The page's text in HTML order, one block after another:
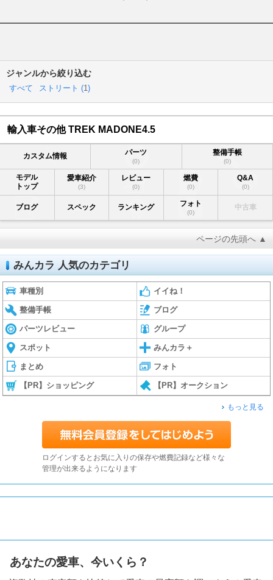
ジャンルから絞り込む
すべて ストリート (1 )
輸入車その他 TREK MADONE4.5
カスタム情報 パーツ
(0)
整備手帳
(0)
モデル
トップ
愛車紹介
(3)
レビュー
(0)
燃費
(0)
Q&A
(0)
ブログ スペック ランキング フォト
(0)
中古車
ページの先頭へ ▲
みんカラ 人気のカテゴリ
車種別 イイね！
整備手帳 ブログ
パーツレビュー グループ
スポット みんカラ＋
まとめ フォト
【PR】ショッピング 【PR】オークション
もっと見る
ログインするとお気に入りの保存や燃費記録など様々な
管理が出来るようになります
あなたの愛車、今いくら？